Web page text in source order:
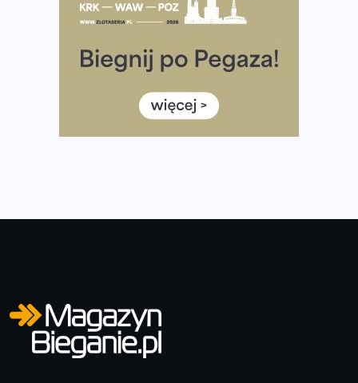
35. Bieg Powstania Warszawskiego – praktyczny
Ile razy w tygodniu biegać? 3 treningi wystarczą? Jak
często biegać, żeby robić postępy
Już w ten weekend! Przed nami Nocny Portowy Maraton
i Półmaraton Szczeciński. Wszystko, co warto wiedzieć